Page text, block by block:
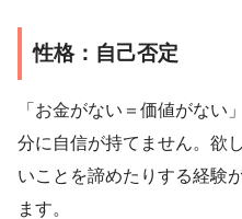
性格：自己否定
「お金がない＝価値がない
分に自信が持てません。欲
いことを諦めたりする経験
ます。